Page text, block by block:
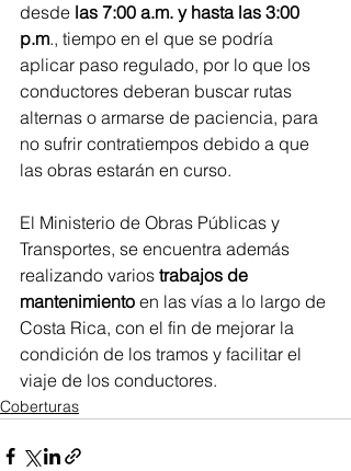
desde las 7:00 a.m. y hasta las 3:00
p.m., tiempo en el que se podría
aplicar paso regulado, por lo que los
conductores deberan buscar rutas
alternas o armarse de paciencia, para
no sufrir contratiempos debido a que
las obras estarán en curso.
El Ministerio de Obras Públicas y
Transportes, se encuentra además
realizando varios trabajos de
mantenimiento en las vías a lo largo de
Costa Rica, con el fin de mejorar la
condición de los tramos y facilitar el
viaje de los conductores.
Coberturas